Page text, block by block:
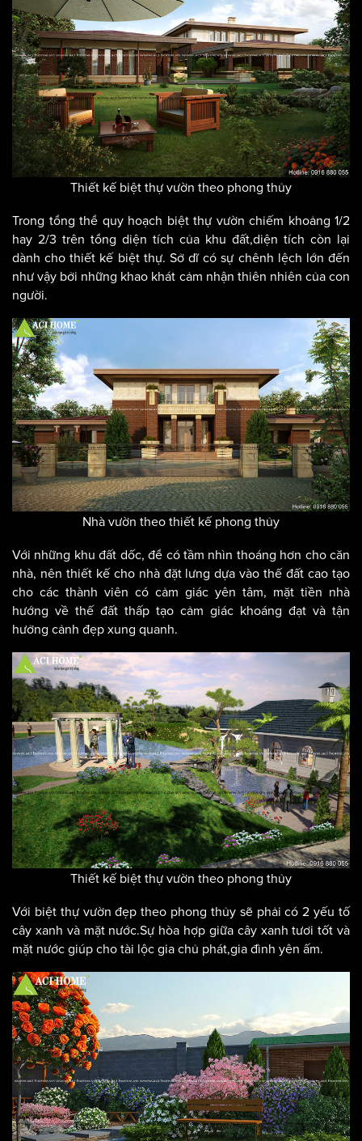
Thiết kế biệt thự vườn theo phong thủy
Trong tổng thể quy hoạch biệt thự vườn chiếm khoảng 1/2
hay 2/3 trên tổng diện tích của khu đất,diện tích còn lại
dành cho thiết kế biệt thự. Sở dĩ có sự chênh lệch lớn đến
như vậy bởi những khao khát cảm nhận thiên nhiên của con
người.
Nhà vườn theo thiết kế phong thủy
Với những khu đất dốc, để có tầm nhìn thoáng hơn cho căn
nhà, nên thiết kế cho nhà đặt lưng dựa vào thế đất cao tạo
cho các thành viên có cảm giác yên tâm, mặt tiền nhà
hướng về thế đất thấp tạo cảm giác khoáng đạt và tận
hưởng cảnh đẹp xung quanh.
Thiết kế biệt thự vườn theo phong thủy
Với biệt thự vườn đẹp theo phong thủy sẽ phải có 2 yếu tố
cây xanh và mặt nước.Sự hòa hợp giữa cây xanh tươi tốt và
mặt nước giúp cho tài lộc gia chủ phát,gia đình yên ấm.